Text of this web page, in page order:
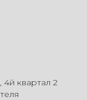
квартал 2